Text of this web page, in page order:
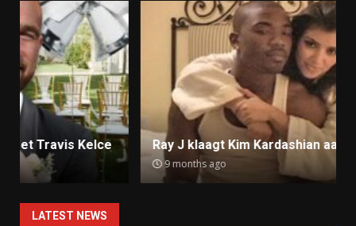
Ray J klaagt Kim Kardashian aan om sekstape
9 months ago
LATEST NEWS